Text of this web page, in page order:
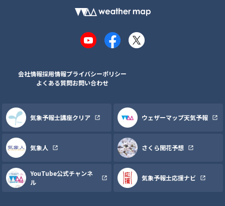
YouTubeFacebook
X
会社情報採用情報プライバシーポリシー
よくある質問お問い合わせ
気象予報士講座クリア ウェザーマップ天気予報
気象人 さくら開花予想
YouTube公式チャンネ
ル
気象予報士応援ナビ